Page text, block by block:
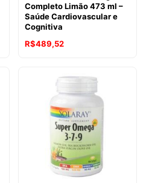
Completo Limão 473 ml –
Saúde Cardiovascular e
Cognitiva
R$489,52